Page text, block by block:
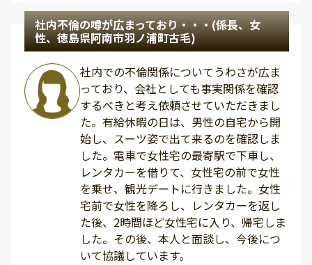
社内不倫の噂が広まっており・・・(係長、女
性、徳島県阿南市羽ノ浦町古毛)
社内での不倫関係についてうわさが広ま
っており、会社としても事実関係を確認
するべきと考え依頼させていただきまし
た。有給休暇の日は、男性の自宅から開
始し、スーツ姿で出て来るのを確認しま
した。電車で女性宅の最寄駅で下車し、
レンタカーを借りて、女性宅の前で女性
を乗せ、観光デートに行きました。女性
宅前で女性を降ろし、レンタカーを返し
た後、2時間ほど女性宅に入り、帰宅しま
した。その後、本人と面談し、今後につ
いて協議しています。